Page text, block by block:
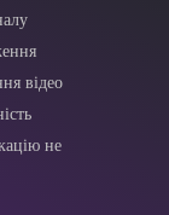
відео
не